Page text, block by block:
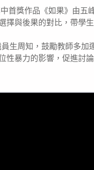
首獎作品《如果》由五
擇與後果的對比，帶學
生周知，鼓勵教師多加
性暴力的影響，促進討